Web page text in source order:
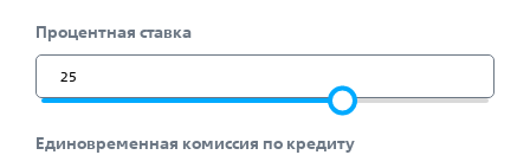
Процентная ставка
Единовременная комиссия по кредиту